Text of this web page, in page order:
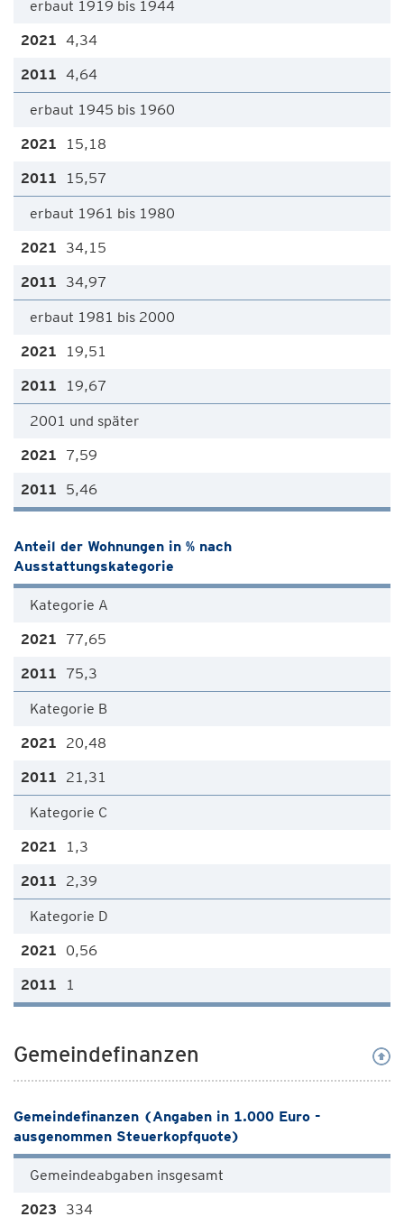
erbaut 1919 bis 1944
4,34
4,64
erbaut 1945 bis 1960
15,18
15,57
erbaut 1961 bis 1980
34,15
34,97
erbaut 1981 bis 2000
19,51
19,67
2001 und später
7,59
5,46
Anteil der Wohnungen in % nach
Ausstattungskategorie
Kategorie A
77,65
75,3
Kategorie B
20,48
21,31
Kategorie C
1,3
2,39
Kategorie D
0,56
1
Gemeindefinanzen
Gemeindefinanzen (Angaben in 1.000 Euro -
ausgenommen Steuerkopfquote)
Gemeindeabgaben insgesamt
334